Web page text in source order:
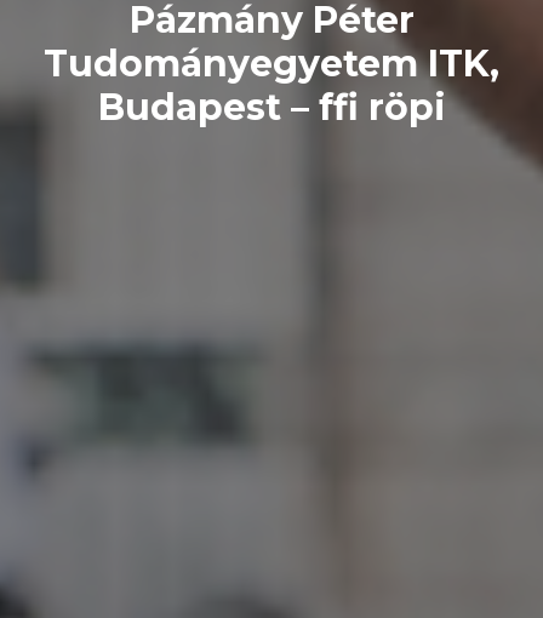
Pázmány Péter
Tudományegyetem ITK,
Budapest – ffi röpi